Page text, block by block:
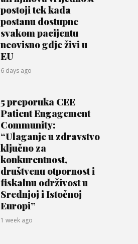
postoji tek kada
postanu dostupne
svakom pacijentu
neovisno gdje živi u
EU
6 days ago
5 preporuka CEE
Patient Engagement
Community:
“Ulaganje u zdravstvo
ključno za
konkurentnost,
društvenu otpornost i
fiskalnu održivost u
Srednjoj i Istočnoj
Europi”
1 week ago